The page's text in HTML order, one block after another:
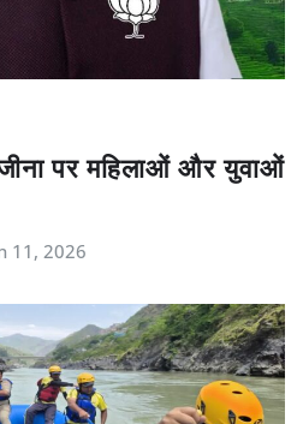
पर महिलाओं और युवाओं
11, 2026